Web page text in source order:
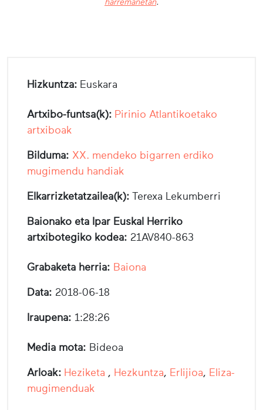
harremanetan.
Hizkuntza: Euskara
Artxibo-funtsa(k): Pirinio Atlantikoetako
artxiboak
Bilduma: XX. mendeko bigarren erdiko
mugimendu handiak
Elkarrizketatzailea(k): Terexa Lekumberri
Baionako eta Ipar Euskal Herriko
artxibotegiko kodea: 21AV840-863
Grabaketa herria: Baiona
Data: 2018-06-18
Iraupena: 1:28:26
Media mota: Bideoa
Arloak: Heziketa , Hezkuntza, Erlijioa, Eliza-
mugimenduak